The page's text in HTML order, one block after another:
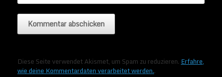
Diese Seite verwendet Akismet, um Spam zu reduzieren. Erfahre,
wie deine Kommentardaten verarbeitet werden..